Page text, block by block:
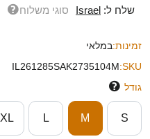
שלח ל: Israel סוגי משלוח
זמינות:במלאי
SKU:
IL261285SAK2735104M
גודל
S
M
L
XL